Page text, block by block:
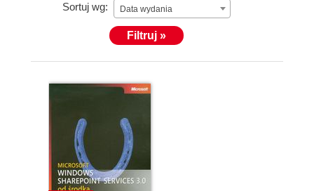
Sortuj wg: Data wydania
Filtruj »